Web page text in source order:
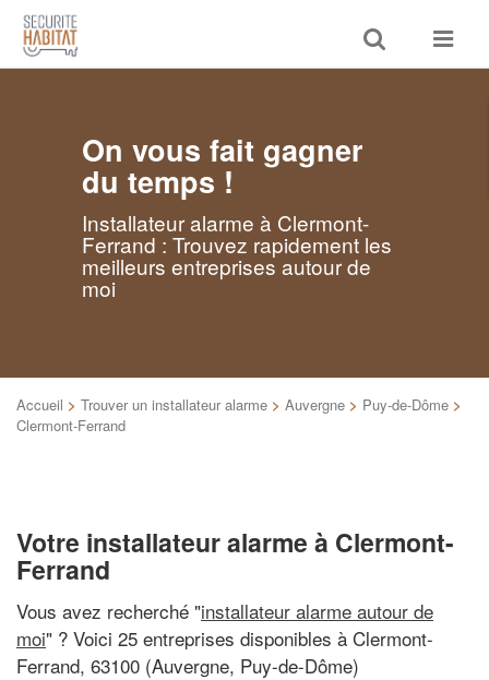
Toggle
search
Toggle
On vous fait gagner
du temps !
Installateur alarme à Clermont-
Ferrand : Trouvez rapidement les
meilleurs entreprises autour de
moi
Accueil > Trouver un installateur alarme > Auvergne > Puy-de-Dôme >
Clermont-Ferrand
Votre installateur alarme à Clermont-
Ferrand
Vous avez recherché "installateur alarme autour de
moi" ? Voici 25 entreprises disponibles à Clermont-
Ferrand, 63100 (Auvergne, Puy-de-Dôme)